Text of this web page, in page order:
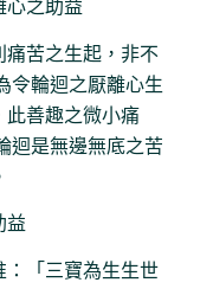
之助益
痛苦之生起，非不
令輪迴之厭離心生
此善趣之微小痛
迴是無邊無底之苦
：「三寶為生生世